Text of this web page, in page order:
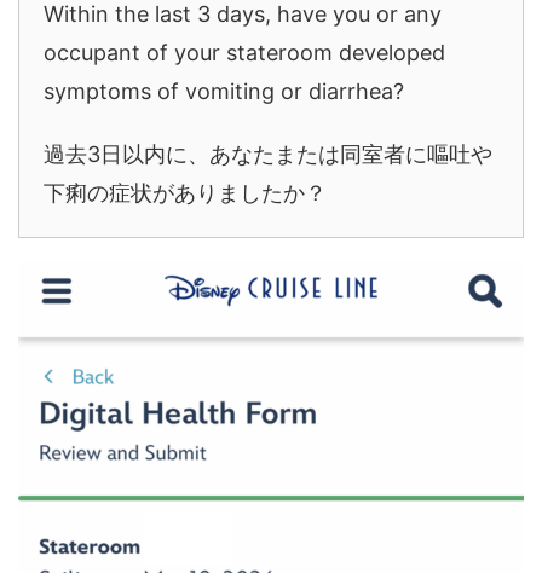
Within the last 3 days, have you or any
occupant of your stateroom developed
symptoms of vomiting or diarrhea?
過去3日以内に、あなたまたは同室者に嘔吐や
下痢の症状がありましたか？